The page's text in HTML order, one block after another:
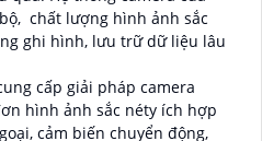
chất lượng hình ảnh sắc
ghi hình, lưu trữ dữ liệu lâu
cấp giải pháp camera
hình ảnh sắc néty ích hợp
cảm biến chuyển động,